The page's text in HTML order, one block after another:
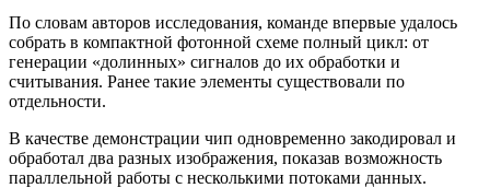
По словам авторов исследования, команде впервые удалось
собрать в компактной фотонной схеме полный цикл: от
генерации «долинных» сигналов до их обработки и
считывания. Ранее такие элементы существовали по
отдельности.
В качестве демонстрации чип одновременно закодировал и
обработал два разных изображения, показав возможность
параллельной работы с несколькими потоками данных.